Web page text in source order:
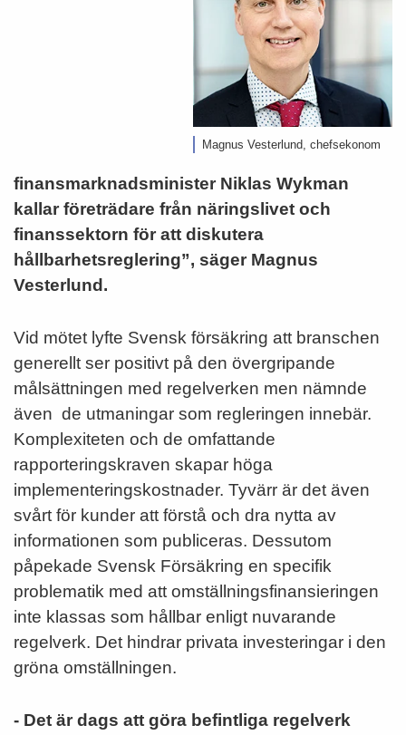
Magnus Vesterlund, chefsekonom
finansmarknadsminister Niklas Wykman
kallar företrädare från näringslivet och
finanssektorn för att diskutera
hållbarhetsreglering”, säger Magnus
Vesterlund.
Vid mötet lyfte Svensk försäkring att branschen
generellt ser positivt på den övergripande
målsättningen med regelverken men nämnde
även de utmaningar som regleringen innebär.
Komplexiteten och de omfattande
rapporteringskraven skapar höga
implementeringskostnader. Tyvärr är det även
svårt för kunder att förstå och dra nytta av
informationen som publiceras. Dessutom
påpekade Svensk Försäkring en specifik
problematik med att omställningsfinansieringen
inte klassas som hållbar enligt nuvarande
regelverk. Det hindrar privata investeringar i den
gröna omställningen.
- Det är dags att göra befintliga regelverk